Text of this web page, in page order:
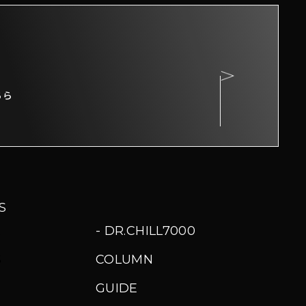
DR.CHILL7000
COLUMN
GUIDE